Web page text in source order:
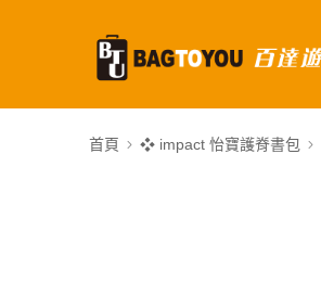
首頁 ❖ impact 怡寶護脊書包